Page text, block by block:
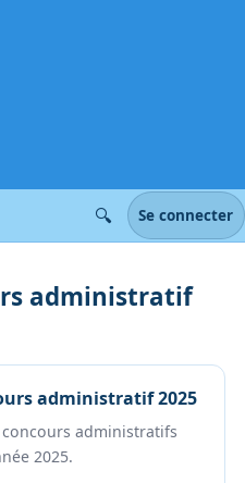
🔍 Se connecter
administratif
administratif 2025
administratifs
2025.